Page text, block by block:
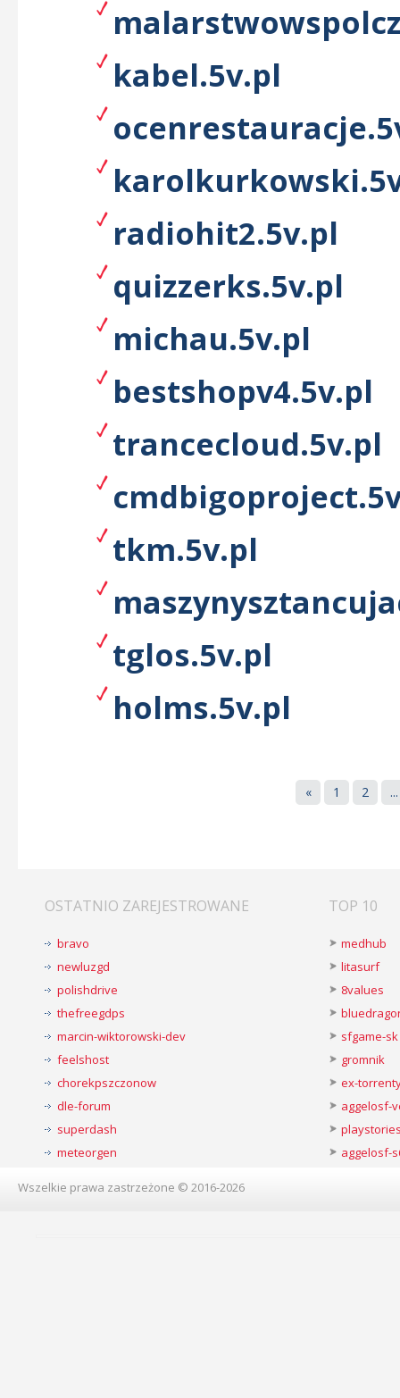
kabel.5v.pl
radiohit2.5v.pl
quizzerks.5v.pl
michau.5v.pl
bestshopv4.5v.pl
trancecloud.5v.pl
tkm.5v.pl
tglos.5v.pl
holms.5v.pl
« 1 2 ...
OSTATNIO ZAREJESTROWANE
bravo
newluzgd
polishdrive
thefreegdps
marcin-wiktorowski-dev
feelshost
chorekpszczonow
dle-forum
superdash
meteorgen
TOP 10
medhub
litasurf
8values
sfgame-sk
gromnik
ex-
aggelosf-
aggelosf-
Wszelkie prawa zastrzeżone © 2016-2026